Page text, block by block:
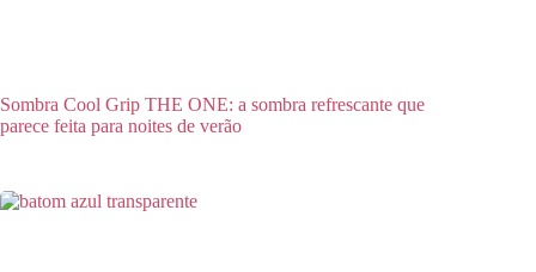
Sombra Cool Grip THE ONE: a sombra refrescante que
parece feita para noites de verão